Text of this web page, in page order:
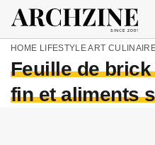
HOME LIFESTYLEART
Feuille de
fin et aliments